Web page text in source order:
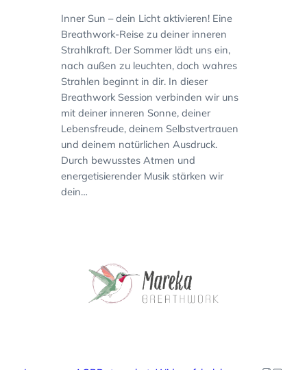
Inner Sun – dein Licht aktivieren! Eine
Breathwork-Reise zu deiner inneren
Strahlkraft. Der Sommer lädt uns ein,
nach außen zu leuchten, doch wahres
Strahlen beginnt in dir. In dieser
Breathwork Session verbinden wir uns
mit deiner inneren Sonne, deiner
Lebensfreude, deinem Selbstvertrauen
und deinem natürlichen Ausdruck.
Durch bewusstes Atmen und
energetisierender Musik stärken wir
dein…